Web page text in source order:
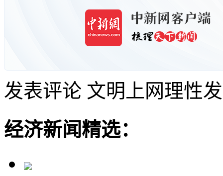
发表评论 文明上网理性
经济新闻精选：